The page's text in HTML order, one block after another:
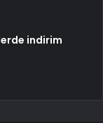
indirim